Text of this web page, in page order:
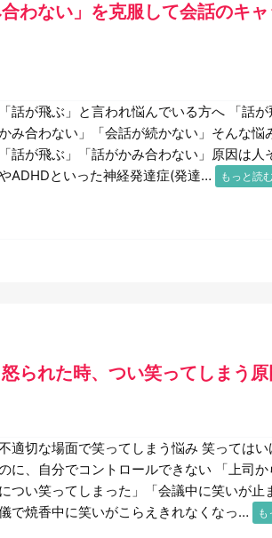
合わない」を克服して会話のキ
「話が飛ぶ」と言われ悩んでいる方へ 「話
み合わない」「会話が続かない」そんな悩
「話が飛ぶ」「話がかみ合わない」原因は
ADHDといった神経発達症(発達…
もっと読
怒られた時、つい笑ってしまう
適切な場面で笑ってしまう悩み 笑っては
に、自分でコントロールできない 「上司
につい笑ってしまった」「会議中に笑いが止
で焼香中に笑いがこらえきれなくなっ…
も